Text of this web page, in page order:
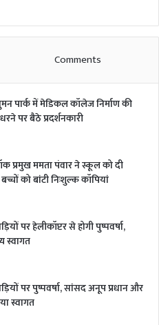
Comments
पार्क में मेडिकल कॉलेज निर्माण की
पर बैठे प्रदर्शनकारी
प्रमुख ममता पंवार ने स्कूल को दी
को बांटी निःशुल्क कॉपियां
पर हेलीकॉप्टर से होगी पुष्पवर्षा,
स्वागत
पर पुष्पवर्षा, सांसद अनूप प्रधान और
स्वागत